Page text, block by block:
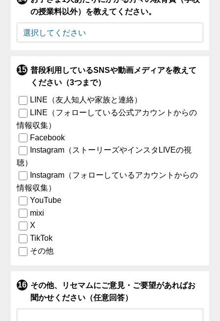
の授業料以外）を教えてください。
普段利用しているSNSや動画メディアを教えて
ください（3つまで）
LINE（友人知人や家族と連絡）
LINE（フォローしている公式アカウントからの
情報収集）
Facebook
Instagram（ストーリーズやインスタLIVEの視
聴）
Instagram（フォローしているアカウントからの
情報収集）
YouTube
mixi
X
TikTok
その他
その他、リセマムにご意見・ご要望があればお
聞かせください（任意回答）